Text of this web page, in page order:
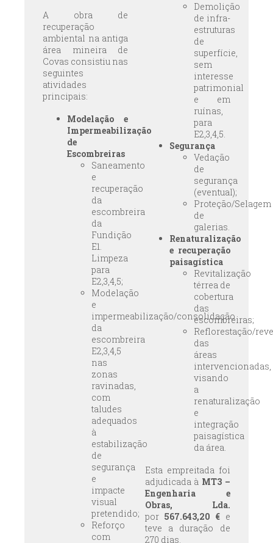
A obra de
recuperação
ambiental na antiga
área mineira de
Covas consistiu nas
seguintes
atividades
principais:
Modelação e
Impermeabilização
de
Escombreiras
Saneamento
e
recuperação
da
escombreira
da
Fundição
E1.
Limpeza
para
E2,3,4,5;
Modelação
e
impermeabilização/consolidação
da
escombreira
E2,3,4,5
nas
zonas
ravinadas,
com
taludes
adequados
à
estabilização
de
segurança
e
impacte
visual
pretendido;
Reforço
com
Demolição
de infra-
estruturas
de
superfície,
sem
interesse
patrimonial
e em
ruínas,
para
E2,3,4,5.
Segurança
Vedação
de
segurança
(eventual);
Proteção/Selagem
de
galerias.
Renaturalização
e recuperação
paisagística
Revitalização
térrea de
cobertura
das
escombreiras;
Reflorestação/
das
áreas
intervencionadas,
visando
a
renaturalização
e
integração
paisagística
da área.
Esta empreitada foi
adjudicada à MT3 –
Engenharia e
Obras, Lda.
por 567.643,20 €e
teve a duração de
270 dias.